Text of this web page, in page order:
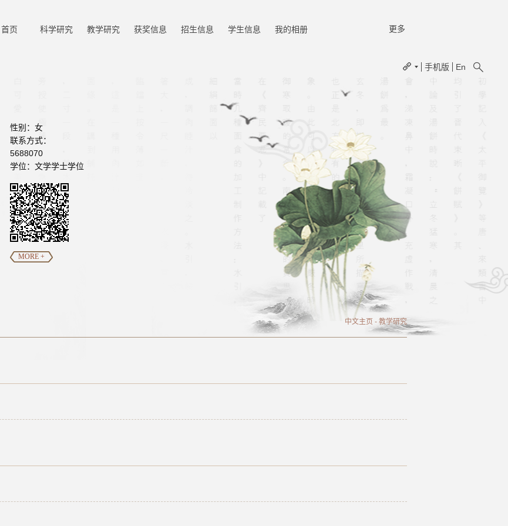
首页 科学研究 教学研究 获奖信息 招生信息 学生信息 我的相册 更多
手机版 En
性别：女
联系方式：
5688070
学位：文学学士学位
MORE +
中文主页 - 教学研究